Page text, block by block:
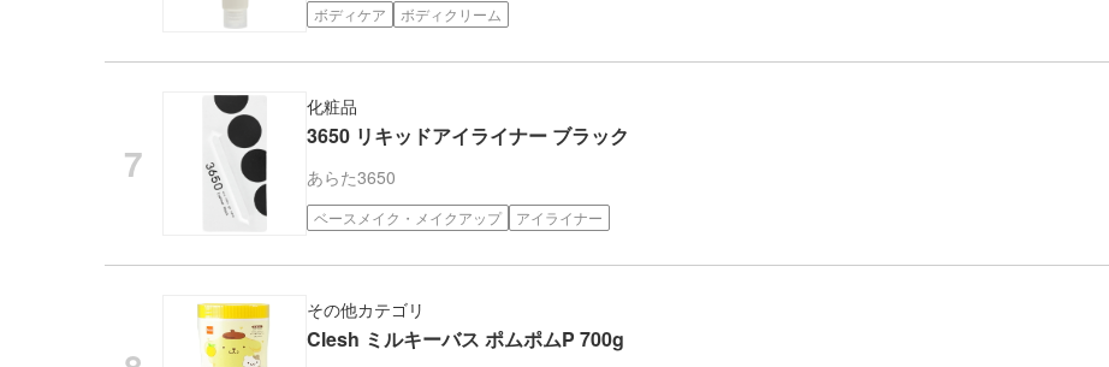
ボディケア ボディクリーム
化粧品
3650 リキッドアイライナー ブラック
あらた3650
ベースメイク・メイクアップ アイライナー
その他カテゴリ
Clesh ミルキーバス ポムポムP 700g